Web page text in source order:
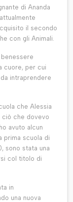
di Ananda
il secondo
con gli Animali.
cuore, per cui
intraprendere
che Alessia
ciò che dovevo
avuto alcun
prima scuola di
sono stata una
col titolo di
in
una nuova